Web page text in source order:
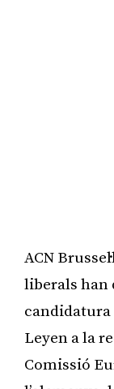
ACN
liberals han
candidatura
Leyen a la
Comissió